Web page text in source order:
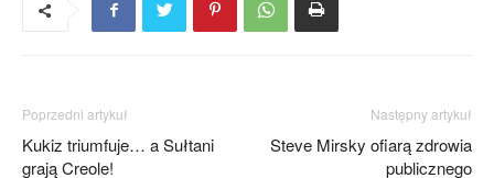
Poprzedni artykuł
Kukiz triumfuje… a Sułtani
grają Creole!
Następny artykuł
Steve Mirsky ofiarą zdrowia
publicznego